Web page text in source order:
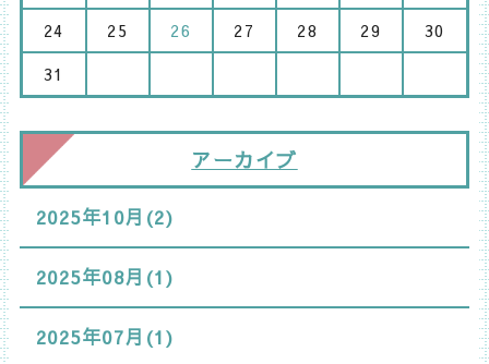
24
25 26 27 28 29
30
31
アーカイブ
2025年10月(2)
2025年08月(1)
2025年07月(1)